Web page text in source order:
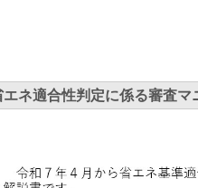
ネ適合性判定に係る審査